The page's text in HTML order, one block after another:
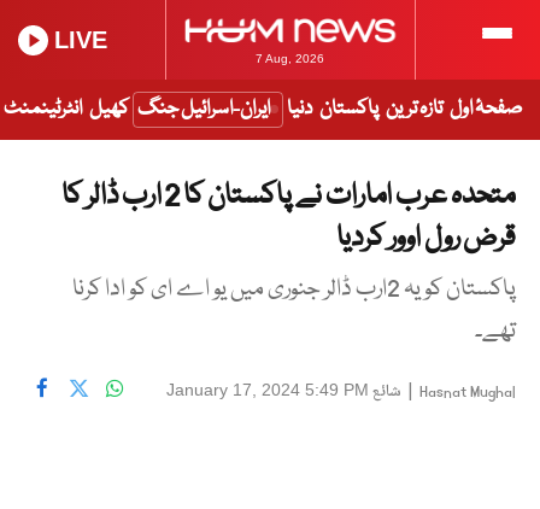
7 Aug, 2026
LIVE
صفحۂ اول تازہ ترین پاکستان دنیا ایران-اسرائیل جنگ کھیل انٹرٹینمنٹ
متحدہ عرب امارات نے پاکستان کا 2 ارب ڈالر کا
قرض رول اوور کردیا
پاکستان کو یہ 2ارب ڈالر جنوری میں یو اے ای کو ادا کرنا
تھے۔
Hasnat Mughal
| شائع January 17, 2024 5:49 PM